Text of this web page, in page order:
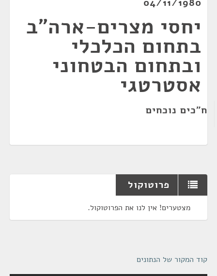
04/11/1980
יחסי מצרים-ארה"ב
בתחום הכלכלי
ובתחום הבטחוני
אסטרטגי
ח"כים נוכחים
פרוטוקול
מצטערים! אין לנו את הפרוטוקול.
קוד המקור של הנתונים